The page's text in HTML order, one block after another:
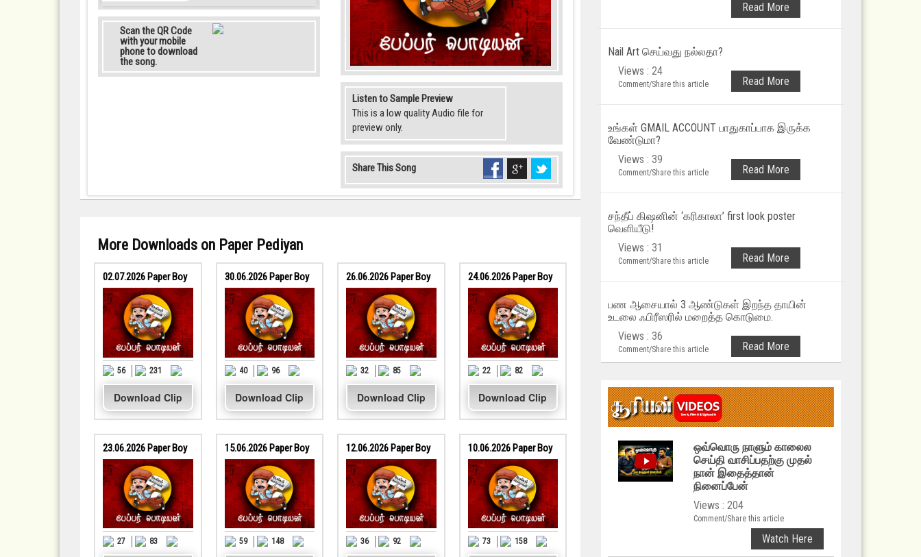
Listen to Sample Preview
This is a low quality Audio file for
preview only.
Share This Song
Scan the QR Code
with your mobile
phone to download
the song.
More Downloads on Paper Pediyan
02.07.2026 Paper Boy
56 231
Download Clip
30.06.2026 Paper Boy
40 96
Download Clip
26.06.2026 Paper Boy
32 85
Download Clip
24.06.2026 Paper Boy
22 82
Download Clip
23.06.2026 Paper Boy
27 83
15.06.2026 Paper Boy
59 148
12.06.2026 Paper Boy
36 92
10.06.2026 Paper Boy
73 158
Read More
Nail Art செய்வது நல்லதா?
Views : 24
Comment/Share this article Read More
உங்கள் GMAIL ACCOUNT பாதுகாப்பாக இருக்க
வேண்டுமா?
Views : 39
Comment/Share this article Read More
சந்தீப் கிஷனின் ‘கரிகாலா’ first look poster
வெளியீடு!
Views : 31
Comment/Share this article Read More
பண ஆசையால் 3 ஆண்டுகள் இறந்த தாயின்
உடலை ஃபிரீஸரில் மறைத்த கொடுமை.
Views : 36
Comment/Share this article Read More
ஒவ்வொரு நாளும் காலைல
செய்தி வாசிப்பதற்கு முதல்
நான் இதைத்தான்
நினைப்பேன்
Views : 204
Comment/Share this article
Watch Here